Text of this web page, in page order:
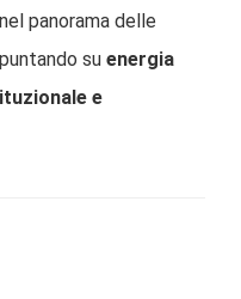
panorama delle
su energia
e